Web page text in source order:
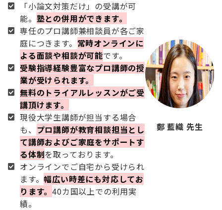
「小論文対策だけ」の受講が可
能。 塾との併用ができます。
専任のプロ講師兼相談員が各ご家
庭につきます。 常時オンラインに
よる面談や相談が可能です。
受験指導経験豊富なプロ講師の授
業が受けられます。
無料のトライアルレッスンがご受
講頂けます。
現役大学生講師が担当する場合
も、 プロ講師が教育相談担当とし
て講師およびご家庭をサポートす
る体制を取っております。
オンラインでご自宅から受けられ
ます。幅広い時差にも対応してお
ります。40カ国以上での利用実
績。
鄭 藍織 先生